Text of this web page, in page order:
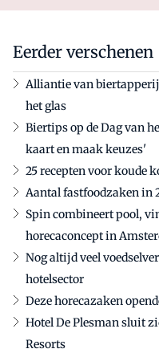
Eerder verschenen
Alliantie van
het glas
Biertips op de Dag van
kaart en maak keuzes'
25 recepten voor koude
Aantal fastfoodzaken in
Spin combineert pool,
horecaconcept in
Nog altijd veel
hotelsector
Deze horecazaken
Hotel De Plesman sluit
Resorts